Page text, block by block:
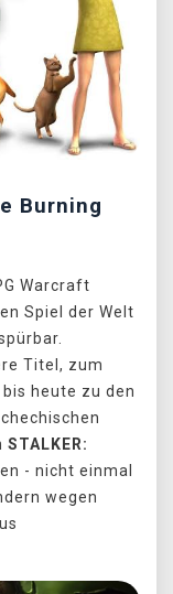
Burning
Warcraft
Spiel der Welt
Titel, zum
heute zu den
STALKER:
- nicht einmal
wegen